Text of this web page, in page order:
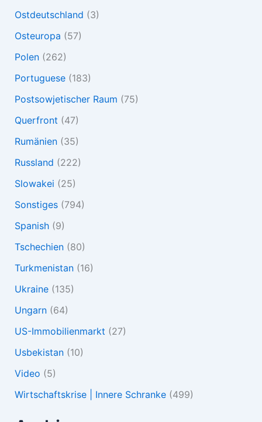
Ostdeutschland (3)
Osteuropa (57)
Polen(262)
Portuguese(183)
Postsowjetischer Raum (75)
Querfront (47)
Rumänien(35)
Russland (222)
Slowakei (25)
Sonstiges(794)
Spanish(9)
Tschechien(80)
Turkmenistan(16)
Ukraine(135)
Ungarn(64)
US-Immobilienmarkt (27)
Usbekistan(10)
Video (5)
Wirtschaftskrise | Innere Schranke(499)